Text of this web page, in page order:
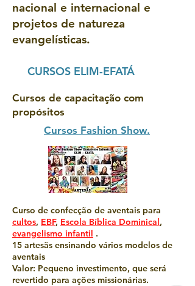
nacional e internacional e
projetos de natureza
evangelísticas.
CURSOS ELIM-EFATÁ
Cursos de capacitação com
propósitos
Cursos Fashion Show.
Curso de confecção de aventais para
cultos, EBF, Escola Bíblica Dominical,
evangelismo infantil .
15 artesãs ensinando vários modelos de
aventais
Valor: Pequeno investimento, que será
revertido para ações missionárias.